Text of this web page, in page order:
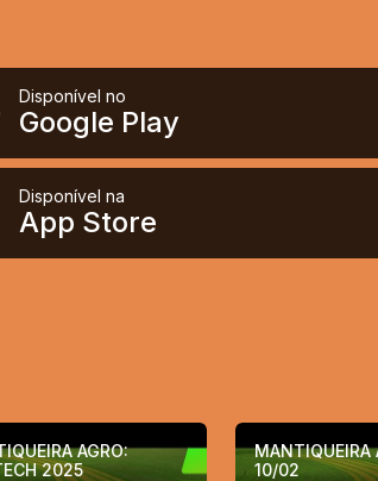
Disponível no
Google Play
Disponível na
App Store
AGRO:
2025
MANTIQUEIRA
10/02